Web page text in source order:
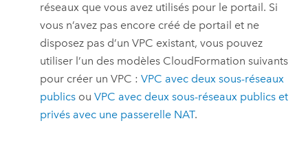
réseaux que vous avez utilisés pour le portail. Si
vous n’avez pas encore créé de portail et ne
disposez pas d’unVPC existant, vous pouvez
utiliser l’un des modèles CloudFormation suivants
pour créer unVPC :VPC avec deux sous-réseaux
publics ouVPC avec deux sous-réseaux publics et
privés avec une passerelle NAT.